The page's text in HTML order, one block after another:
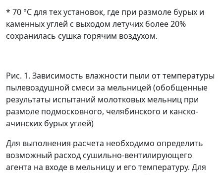
* 70 °С для тех установок, где при размоле бурых и
каменных углей с выходом летучих более 20%
сохранилась сушка горячим воздухом.
Рис. 1. Зависимость влажности пыли от температуры
пылевоздушной смеси за мельницей (обобщенные
результаты испытаний молотковых мельниц при
размоле подмосковного, челябинского и канско-
ачинских бурых углей)
Для выполнения расчета необходимо определить
возможный расход сушильно-вентилирующего
агента на входе в мельницу и его температуру. Для